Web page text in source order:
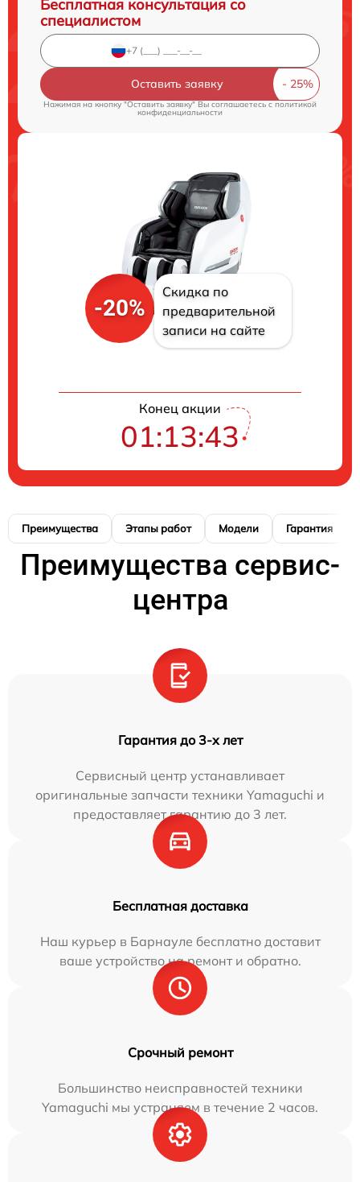
Бесплатная консультация со
специалистом
Оставить заявку
Нажимая на кнопку "Оставить заявку" Вы соглашаетесь cполитикой
конфиденциальности
-20%
Скидка по
предварительной
записи на сайте
Конец акции
01:13:42
Преимущества Этапы работ Модели Гарантия
Преимущества сервис-
центра
Гарантия до 3-х лет
Сервисный центр устанавливает
оригинальные запчасти техники Yamaguchi и
предоставляет гарантию до 3 лет.
Бесплатная доставка
Наш курьер в Барнауле бесплатно доставит
ваше устройство на ремонт и обратно.
Срочный ремонт
Большинство неисправностей техники
Yamaguchi мы устраняем в течение 2 часов.